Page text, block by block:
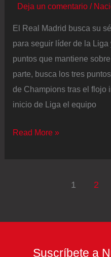
Deja un comentario /
El Real Madrid busca su
para seguir líder de la
puntos que mantiene
parte, busca los tres
de Champions tras el flojo
inicio de Liga el equipo
Atlético
directo
Bellingham,
Read More »
1 2
Suscríbete a